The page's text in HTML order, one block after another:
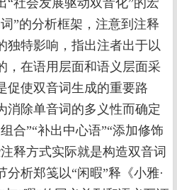
”的分析框架，注意到注释
独特影响，指出注者出于以
，在语用层面和语义层面采
促使双音词生成的重要路
消除单音词的多义性而确定
合”“补出中心语”“添加修饰
释方式实际就是构造双音词
析郑笺以“闲暇”释《小雅·